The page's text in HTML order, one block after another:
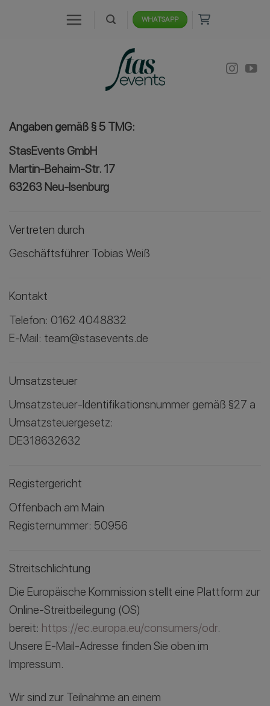
WHATSAPP
Angaben gemäß § 5 TMG:
StasEvents GmbH
Martin-Behaim-Str. 17
63263 Neu-Isenburg
Vertreten durch
Geschäftsführer Tobias Weiß
Kontakt
Telefon: 0162 4048832
E-Mail: team@stasevents.de
Umsatzsteuer
Umsatzsteuer-Identifikationsnummer gemäß §27 a
Umsatzsteuergesetz:
DE318632632
Registergericht
Offenbach am Main
Registernummer: 50956
Streitschlichtung
Die Europäische Kommission stellt eine Plattform zur
Online-Streitbeilegung (OS)
bereit: https://ec.europa.eu/consumers/odr.
Unsere E-Mail-Adresse finden Sie oben im
Impressum.
Wir sind zur Teilnahme an einem